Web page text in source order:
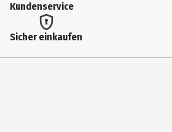
Kundenservice
Sicher einkaufen